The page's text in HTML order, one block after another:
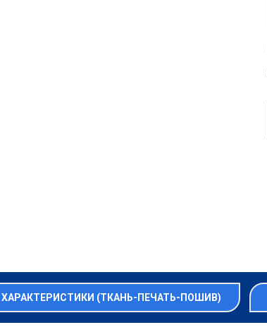
ХАРАКТЕРИСТИКИ (ТКАНЬ-ПЕЧАТЬ-ПОШИВ)